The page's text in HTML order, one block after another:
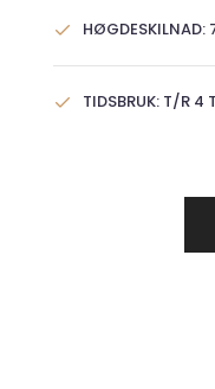
TIDSBRUK: T/R 4